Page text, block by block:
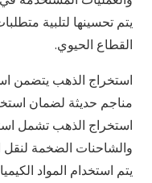
يتم تحسينها لتلبية
القطاع الحيوي.
استخراج الذهب يتضمن
مناجم حديثة لضمان
استخراج الذهب تشمل
والشاحنات الضخمة لنقل
يتم استخدام المواد